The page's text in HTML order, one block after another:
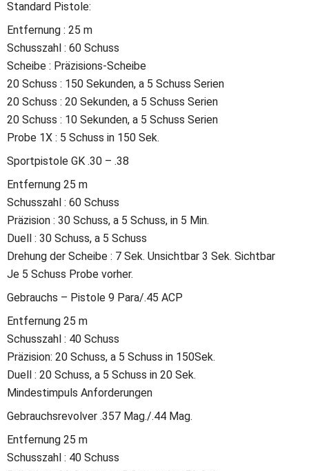
Standard Pistole:
Entfernung : 25 m
Schusszahl : 60 Schuss
Scheibe : Präzisions-Scheibe
20 Schuss : 150 Sekunden, a 5 Schuss Serien
20 Schuss : 20 Sekunden, a 5 Schuss Serien
20 Schuss : 10 Sekunden, a 5 Schuss Serien
Probe 1X : 5 Schuss in 150 Sek.
Sportpistole GK .30 – .38
Entfernung 25 m
Schusszahl : 60 Schuss
Präzision : 30 Schuss, a 5 Schuss, in 5 Min.
Duell : 30 Schuss, a 5 Schuss
Drehung der Scheibe : 7 Sek. Unsichtbar 3 Sek. Sichtbar
Je 5 Schuss Probe vorher.
Gebrauchs – Pistole 9 Para/.45 ACP
Entfernung 25 m
Schusszahl : 40 Schuss
Präzision: 20 Schuss, a 5 Schuss in 150Sek.
Duell : 20 Schuss, a 5 Schuss in 20 Sek.
Mindestimpuls Anforderungen
Gebrauchsrevolver .357 Mag./.44 Mag.
Entfernung 25 m
Schusszahl : 40 Schuss